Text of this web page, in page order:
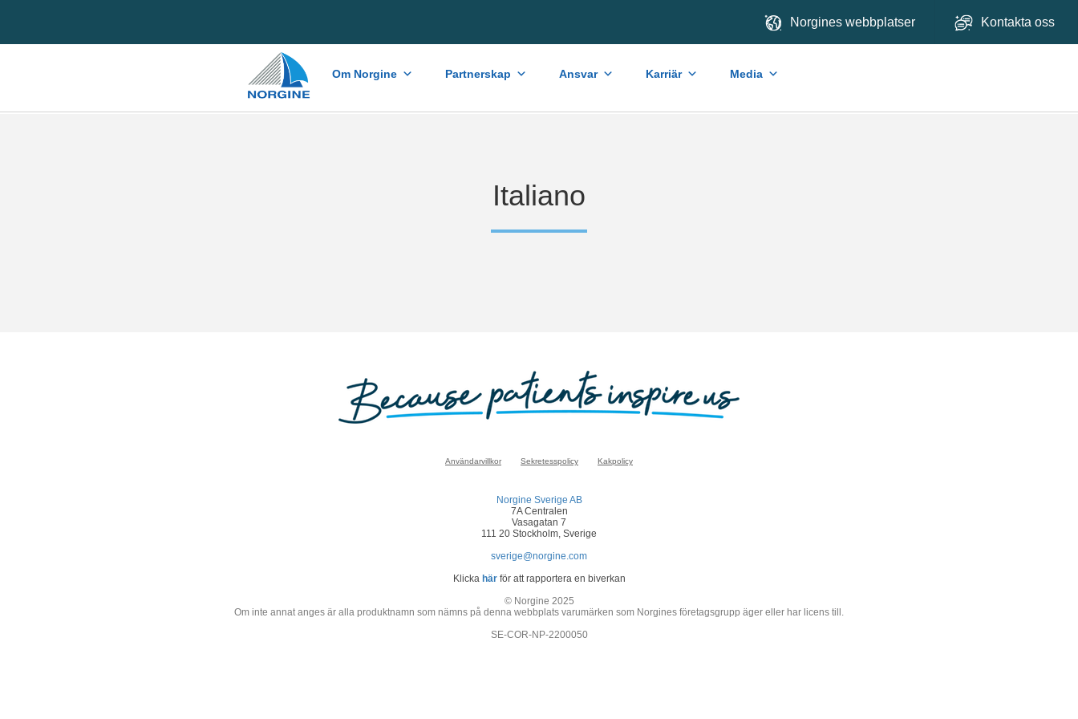
Norgines webbplatser Kontakta oss
Home Om Norgine Partnerskap Ansvar Karriär Media
Italiano
Användarvillkor Sekretesspolicy Kakpolicy
Norgine Sverige AB
7A Centralen
Vasagatan 7
111 20 Stockholm, Sverige
sverige@norgine.com
Klicka härför att rapportera en biverkan
© Norgine 2025
Om inte annat anges är alla produktnamn som nämns på denna webbplats varumärken som Norgines företagsgrupp äger eller har licens till.
SE-COR-NP-2200050